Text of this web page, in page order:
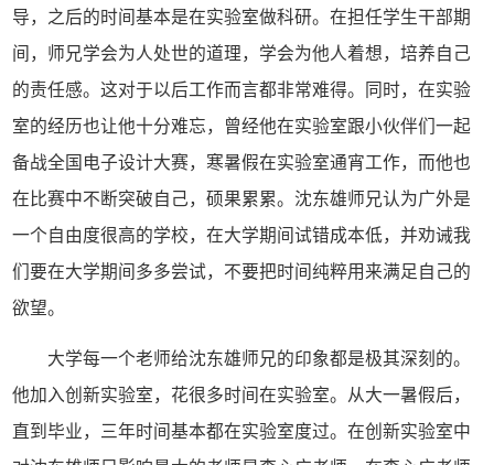
导，之后的时间基本是在实验室做科研。在担任学生干部期
间，师兄学会为人处世的道理，学会为他人着想，培养自己
的责任感。这对于以后工作而言都非常难得。同时，在实验
室的经历也让他十分难忘，曾经他在实验室跟小伙伴们一起
备战全国电子设计大赛，寒暑假在实验室通宵工作，而他也
在比赛中不断突破自己，硕果累累。沈东雄师兄认为广外是
一个自由度很高的学校，在大学期间试错成本低，并劝诫我
们要在大学期间多多尝试，不要把时间纯粹用来满足自己的
欲望。
大学每一个老师给沈东雄师兄的印象都是极其深刻的。
他加入创新实验室，花很多时间在实验室。从大一暑假后，
直到毕业，三年时间基本都在实验室度过。在创新实验室中